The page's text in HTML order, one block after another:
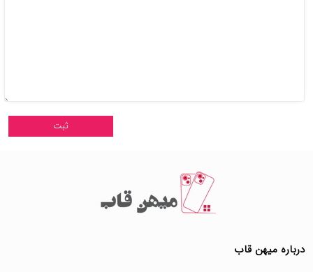
درباره میهن قاب